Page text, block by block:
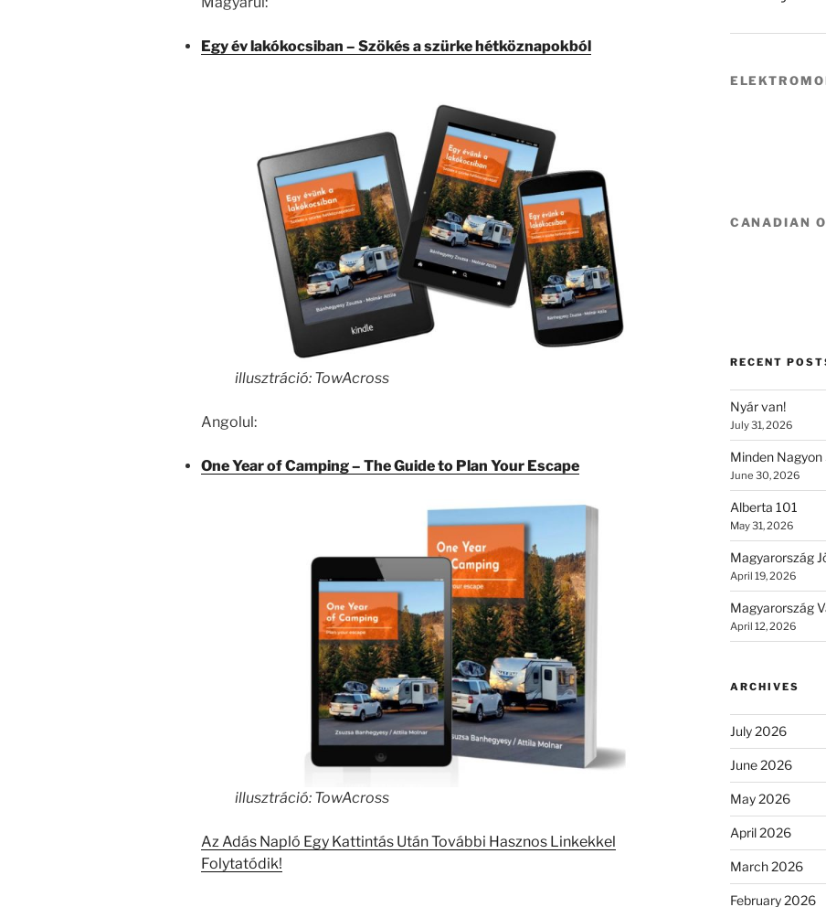
Egy év lakókocsiban – Szökés a szürke hétköznapokból
illusztráció: TowAcross
Angolul:
One Year of Camping – The Guide to Plan Your Escape
illusztráció: TowAcross
Az Adás Napló Egy Kattintás Után További Hasznos Linkekkel
Folytatódik!
CANADIAN
RECENT
Nyár van!
July 31, 2026
Minden Nagyon
June 30, 2026
Alberta 101
May 31, 2026
Magyarország
April 19, 2026
Magyarország
April 12, 2026
ARCHIVES
July 2026
June 2026
May 2026
April 2026
March 2026
February 2026